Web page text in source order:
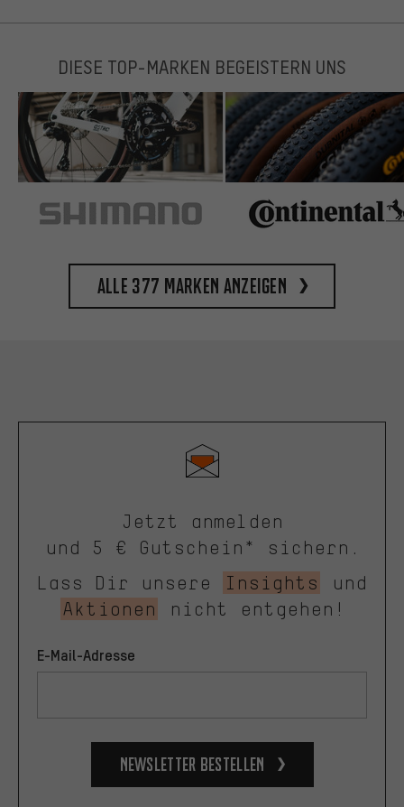
DIESE TOP-MARKEN BEGEISTERN UNS
Alle 377 Marken anzeigen
Jetzt anmelden
und 5 € Gutschein* sichern.
Lass Dir unsere
Insights
und
Aktionen
nicht entgehen!
E-Mail-Adresse
Newsletter bestellen